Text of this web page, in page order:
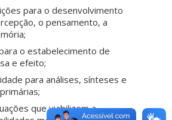
para o desenvolvimento
o pensamento, a
o estabelecimento de
e efeito;
para análises, sínteses e
que viabilizem a